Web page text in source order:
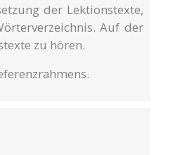
der Lektionstexte,
Auf der
zu hören.